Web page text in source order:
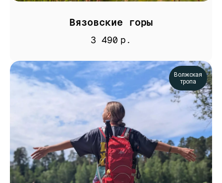
Вязовские горы
3 490 р.
Волжская
тропа